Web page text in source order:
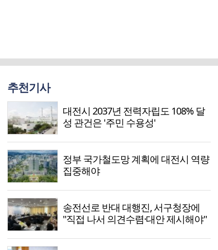
추천기사
대전시 2037년 전력자립도 108% 달
성 관건은 '주민 수용성'
정부 국가철도망 계획에 대전시 역량
집중해야
송전선로 반대 대행진, 서구청장에
"직접 나서 의견수렴·대안 제시해야"